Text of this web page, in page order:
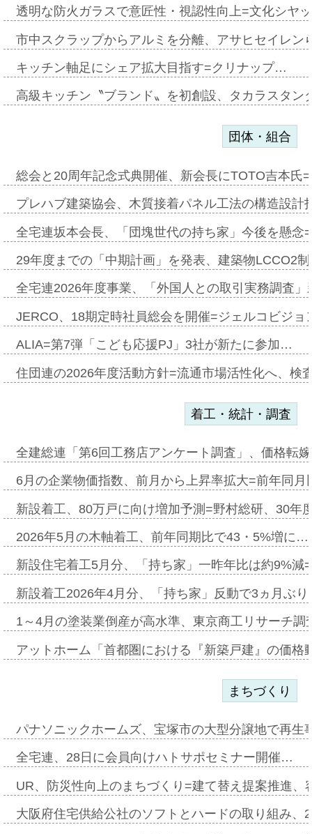
透明な防火ガラスで意匠性・視認性向上=文化シヤ
市中スクラップからアルミを分離、アサヒセイレ
キッチン軸足にシェア拡大目指す=クリナップ…
高級キッチン〝ブランド〟を初創設、タカラスタ
団体・組合
総会と20周年記念式典開催、新会長にTOTO吉本氏
プレハブ建築協会、木質接着パネル工法の構造設
全宅連坂本会長、「団塊世代の持ち家」今後を懸
29年度までの「中期計画」を発表、建築物LCCO2
全宅連2026年度事業、「外国人との取引実務調査
JERCO、18期定時社員総会を開催=ジェルコビジ
ALIA=第7弾「こども応援PJ」3社が新たに参加…
住団連の2026年度活動方針=流通市場活性化へ、検
着工・統計・調査
全建総連「第6回工務店アンケート調査」、価格転
6月の企業物価指数、前月から上昇率拡大=前年同
新設着工、80万戸に向け増加予測=野村総研、30年
2026年5月の木軸着工、前年同期比で43・5%増に…
新設住宅着工5月分、「持ち家」一昨年比は約9%
新設着工2026年4月分、「持ち家」反動で3ヵ月ぶ
1～4月の塗装業倒産が高水準、東京商工リサーチ
アットホーム「首都圏における『新築戸建』の価
まちづくり
パナソニックホームズ、宝塚市の大型分譲地で再
全宅連、28日に会員向けハトサポセミナー開催…
UR、防災性向上のまちづくり=建て替え提案推進
大阪府住宅供給公社のソフトとハードの取り組み